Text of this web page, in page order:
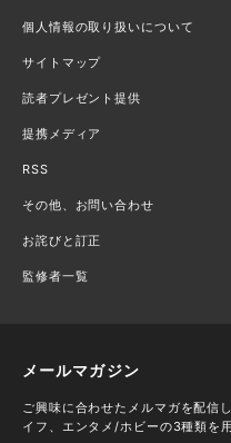
個人情報の取り扱いについて
サイトマップ
読者プレゼント提供
提携メディア
RSS
その他、お問い合わせ
お詫びと訂正
監修者一覧
メールマガジン
ご興味に合わせたメルマガを配信
イフ、エンタメ/ホビーの3種類を用